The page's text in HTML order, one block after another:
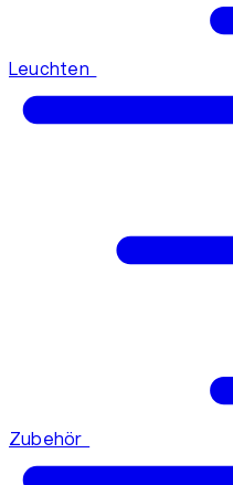
Leuchten
Zubehör